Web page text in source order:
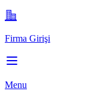
Firma Girişi
Menu